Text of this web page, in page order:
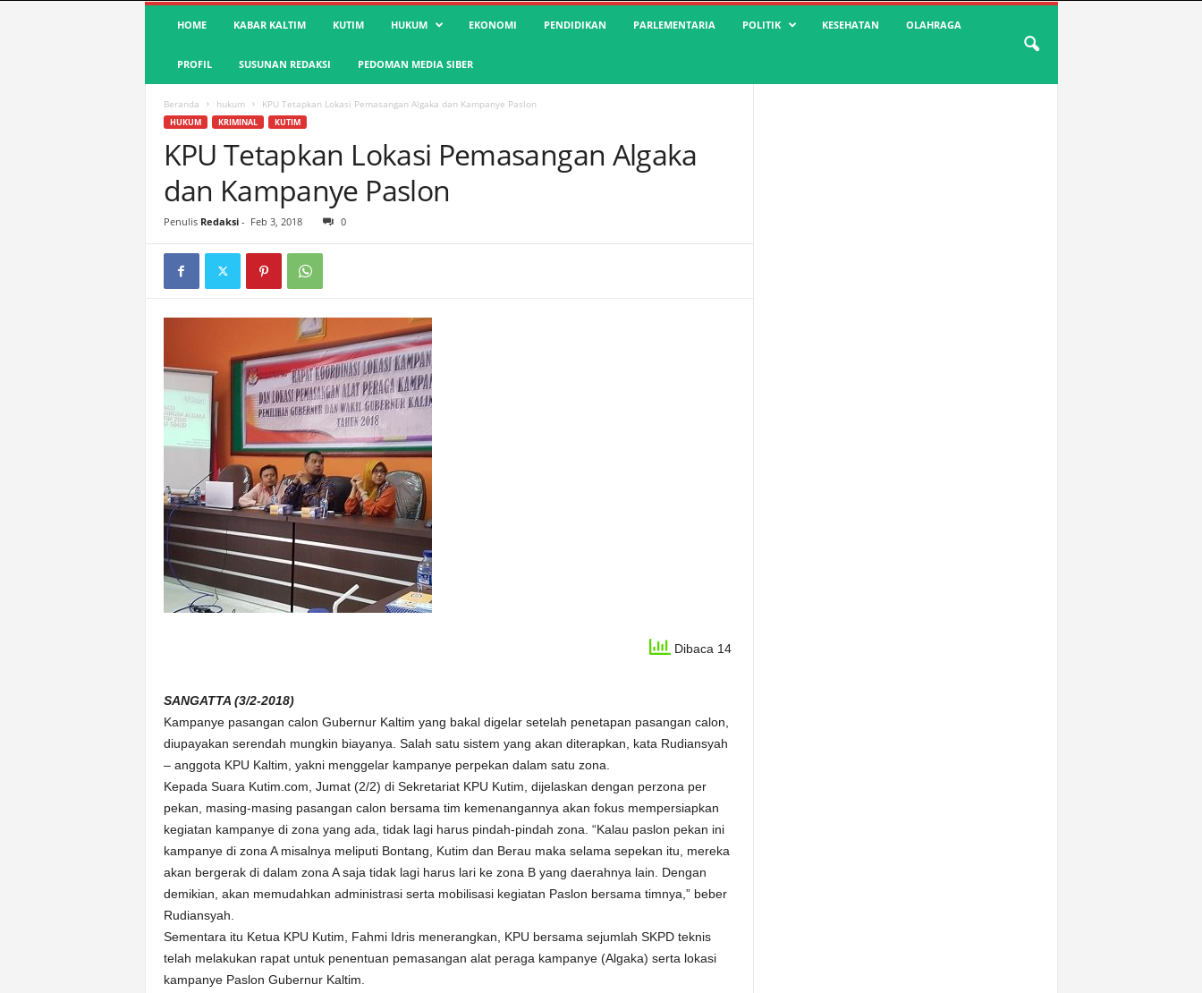
S
a
HOME KABAR KALTIM KUTIM HUKUM EKONOMI PENDIDIKAN PARLEMENTARIA POLITIK KESEHATAN OLAHRAGA
PROFIL SUSUNAN REDAKSI PEDOMAN MEDIA SIBER
Beranda hukum KPU Tetapkan Lokasi Pemasangan Algaka dan Kampanye Paslon
HUKUM KRIMINAL KUTIM
KPU Tetapkan Lokasi Pemasangan Algaka
dan Kampanye Paslon
Penulis Redaksi- Feb 3, 2018 0
Dibaca 14
SANGATTA (3/2-2018)
Kampanye pasangan calon Gubernur Kaltim yang bakal digelar setelah penetapan pasangan calon,
diupayakan serendah mungkin biayanya. Salah satu sistem yang akan diterapkan, kata Rudiansyah
– anggota KPU Kaltim, yakni menggelar kampanye perpekan dalam satu zona.
Kepada Suara Kutim.com, Jumat (2/2) di Sekretariat KPU Kutim, dijelaskan dengan perzona per
pekan, masing-masing pasangan calon bersama tim kemenangannya akan fokus mempersiapkan
kegiatan kampanye di zona yang ada, tidak lagi harus pindah-pindah zona. “Kalau paslon pekan ini
kampanye di zona A misalnya meliputi Bontang, Kutim dan Berau maka selama sepekan itu, mereka
akan bergerak di dalam zona A saja tidak lagi harus lari ke zona B yang daerahnya lain. Dengan
demikian, akan memudahkan administrasi serta mobilisasi kegiatan Paslon bersama timnya,” beber
Rudiansyah.
Sementara itu Ketua KPU Kutim, Fahmi Idris menerangkan, KPU bersama sejumlah SKPD teknis
telah melakukan rapat untuk penentuan pemasangan alat peraga kampanye (Algaka) serta lokasi
kampanye Paslon Gubernur Kaltim.